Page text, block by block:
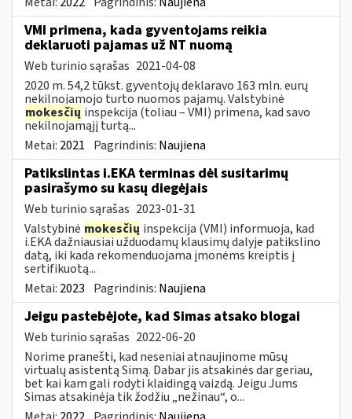
VMI primena, kada gyventojams reikia
deklaruoti pajamas už NT nuomą
Web turinio sąrašas 2021-04-08
2020 m. 54,2 tūkst. gyventojų deklaravo 163 mln. eurų
nekilnojamojo turto nuomos pajamų. Valstybinė
mokesčių inspekcija (toliau – VMI) primena, kad savo
nekilnojamąjį turtą...
Metai: 2021 Pagrindinis: Naujiena
Patikslintas i.EKA terminas dėl susitarimų
pasirašymo su kasų diegėjais
Web turinio sąrašas 2023-01-31
Valstybinė mokesčių inspekcija (VMI) informuoja, kad
i.EKA dažniausiai užduodamų klausimų dalyje patikslino
datą, iki kada rekomenduojama įmonėms kreiptis į
sertifikuotą...
Metai: 2023 Pagrindinis: Naujiena
Jeigu pastebėjote, kad Simas atsako blogai
Web turinio sąrašas 2022-06-20
Norime pranešti, kad neseniai atnaujinome mūsų
virtualų asistentą Simą. Dabar jis atsakinės dar geriau,
bet kai kam gali rodyti klaidingą vaizdą. Jeigu Jums
Simas atsakinėja tik žodžiu „nežinau“, o...